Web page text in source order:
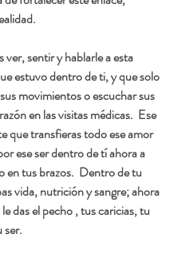
ver, sentir y hablarle a esta
estuvo dentro de ti, y que solo
movimientos o escuchar sus
en las visitas médicas.  Ese
que transfieras todo ese amor
ese ser dentro de tí ahora a
en tus brazos.  Dentro de tu
vida, nutrición y sangre; ahora
das el pecho , tus caricias, tu
ser.